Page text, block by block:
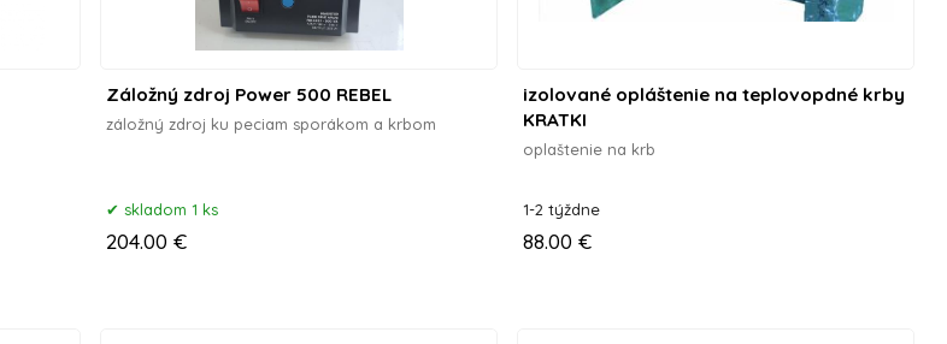
Záložný zdroj Power 500 REBEL
záložný zdroj ku peciam sporákom a krbom
skladom 1 ks
204.00 €
izolované opláštenie na teplovopdné krby
KRATKI
oplaštenie na krb
1-2 týždne
88.00 €